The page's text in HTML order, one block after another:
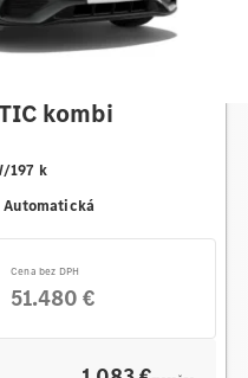
kombi
/197 k
Automatická
Cena bez DPH
51.480 €